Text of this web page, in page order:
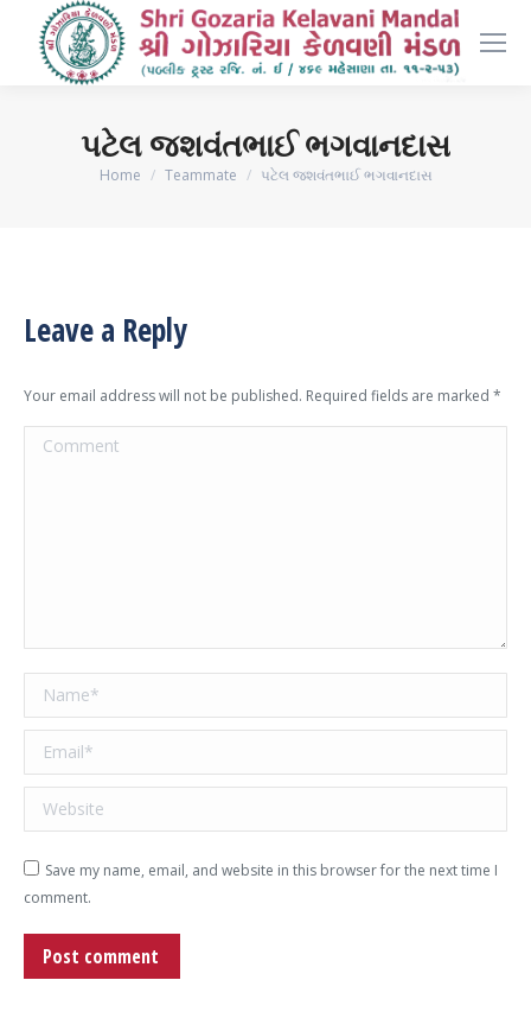
પટેલ જશવંતભાઈ ભગવાનદાસ
You are here:
Home Teammate પટેલ જશવંતભાઈ ભગવાનદાસ
Leave a Reply
Your email address will not be published. Required fields are marked *
Comment
Name *
Email *
Website
Save my name, email, and website in this browser for the next time I
comment.
Post comment